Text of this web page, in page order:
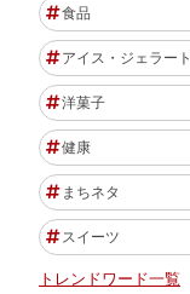
食品
アイス・ジェラート
洋菓子
健康
まちネタ
スイーツ
トレンドワード一覧